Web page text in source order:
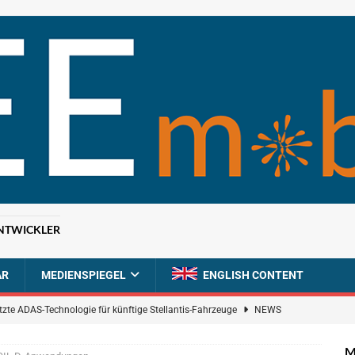
MEDIENSPIEGEL ENGLISH CONTENT
ADAS-Technologie für künftige Stellantis-Fahrzeuge NEWS